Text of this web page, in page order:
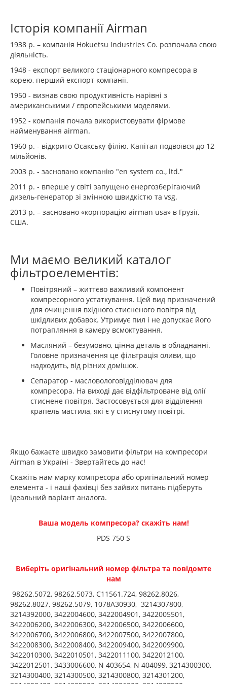
Історія компанії Airman
1938 р. – компанія Hokuetsu Industries Co. розпочала свою
діяльність.
1948 - експорт великого стаціонарного компресора в
корею, перший експорт компанії.
1950 - визнав свою продуктивність нарівні з
американськими / європейськими моделями.
1952 - компанія почала використовувати фірмове
найменування airman.
1960 р. - відкрито Осакську філію. Капітал подвоївся до 12
мільйонів.
2003 р. - засновано компанію "en system co., ltd."
2011 р. - вперше у світі запущено енергозберігаючий
дизель-генератор зі змінною швидкістю та vsg.
2013 р. – засновано «корпорацію airman usa» в Грузії,
США.
Ми маємо великий каталог
фільтроелементів:
Повітряний – життєво важливий компонент
компресорного устаткування. Цей вид призначений
для очищення вхідного стисненого повітря від
шкідливих добавок. Утримує пил і не допускає його
потрапляння в камеру всмоктування.
Масляний – безумовно, цінна деталь в обладнанні.
Головне призначення це фільтрація оливи, що
надходить, від різних домішок.
Сепаратор - масловологовідділювач для
компресора. На виході дає відфільтроване від олії
стиснене повітря. Застосовується для відділення
крапель мастила, які є у стиснутому повітрі.
Якщо бажаєте швидко замовити фільтри на компресори
Airman в Україні - Звертайтесь до нас!
Скажіть нам марку компресора або оригінальний номер
елемента - і наші фахівці без зайвих питань підберуть
ідеальний варіант аналога.
Ваша модель компресора? скажіть нам!
PDS 750 S
Виберіть оригінальний номер фільтра та повідомте
нам
98262.5072, 98262.5073, C11561.724, 98262.8026,
98262.8027, 98262.5079, 1078A30930, 3214307800,
3214392000, 3422004600, 3422004901, 3422005501,
3422006200, 3422006300, 3422006500, 3422006600,
3422006700, 3422006800, 3422007500, 3422007800,
3422008300, 3422008400, 3422009400, 3422009900,
3422010300, 3422010501, 3422011100, 3422012100,
3422012501, 3433006600, N 403654, N 404099, 3214300300,
3214300400, 3214300500, 3214300800, 3214301200,